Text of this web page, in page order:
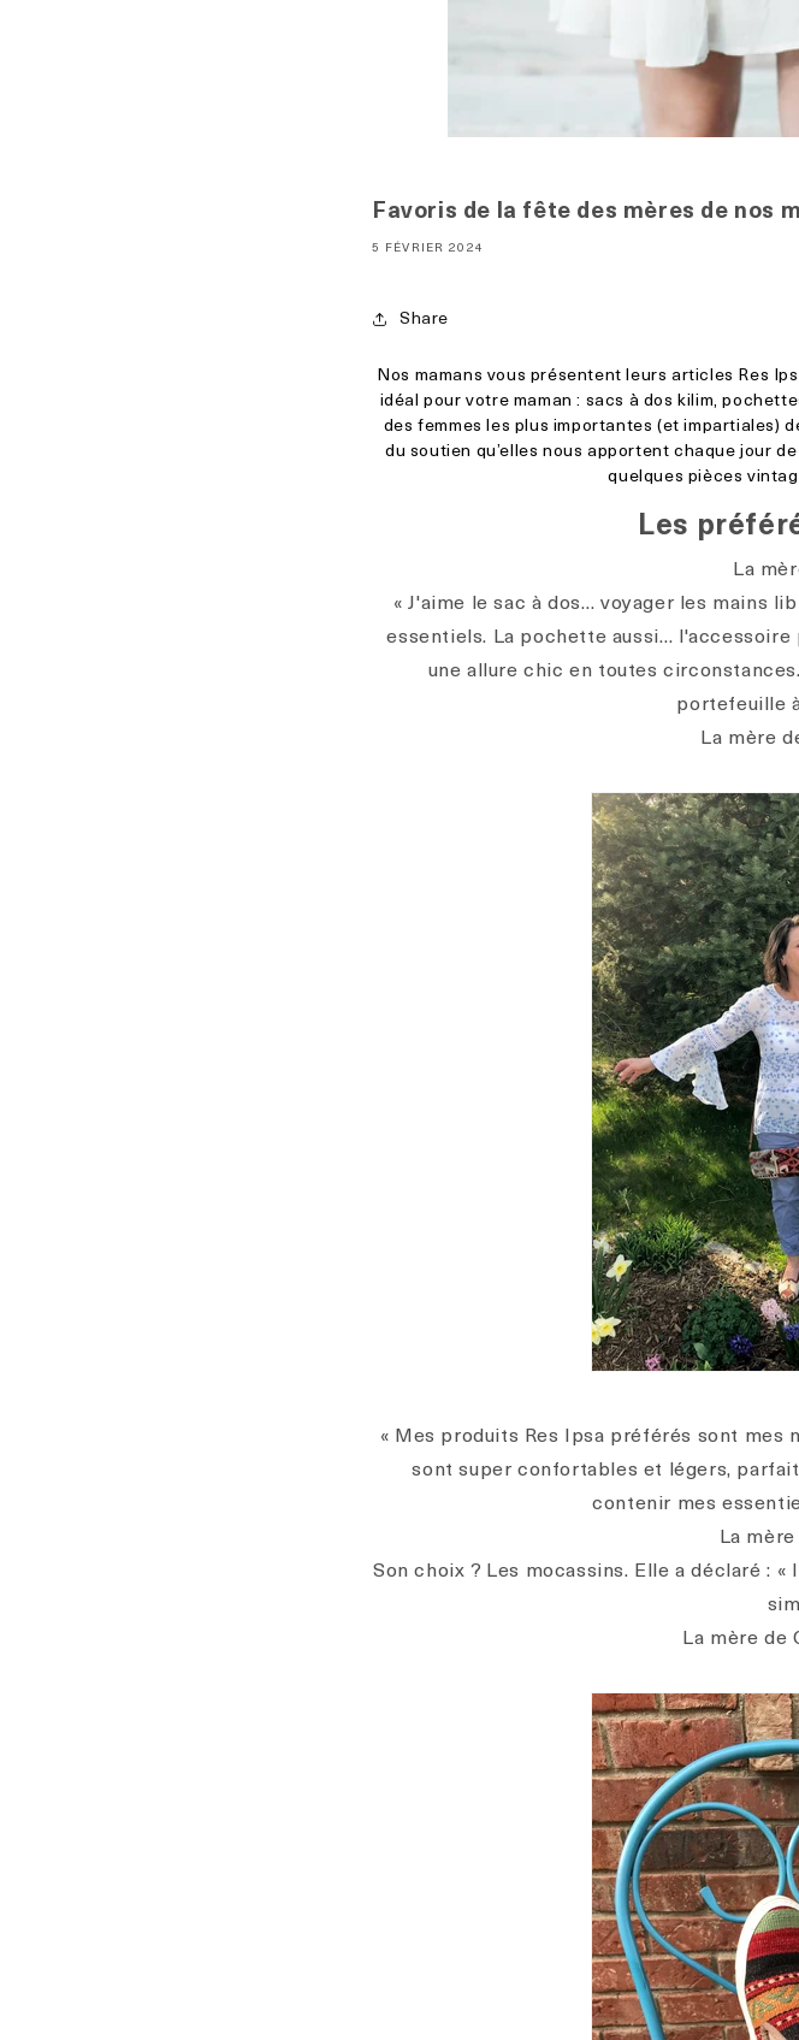
Favoris de la fête des mères de nos
5 FÉVRIER 2024
Share
Nos mamans vous présentent leurs articles Res
idéal pour votre maman : sacs à dos kilim,
des femmes les plus importantes (et impartiales)
du soutien qu’elles nous apportent chaque jour
quelques pièces
Les
La
« J'aime le sac à dos… voyager les mains
essentiels. La pochette aussi… l'accessoire
une allure chic en toutes
portefeuille
La mère
« Mes produits Res Ipsa préférés sont mes
sont super confortables et légers,
contenir mes
La
Son choix ? Les mocassins. Elle a déclaré : «
La mère de